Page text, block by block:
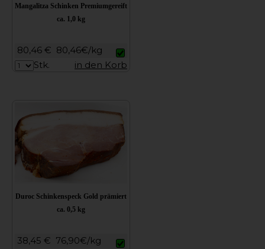
Mangalitza Schinken Premiumgereift
ca. 1,0 kg
80,46 € 80,46€/kg
Stk.
in den Korb
Duroc Schinkenspeck Gold prämiert
ca. 0,5 kg
38,45 € 76,90€/kg